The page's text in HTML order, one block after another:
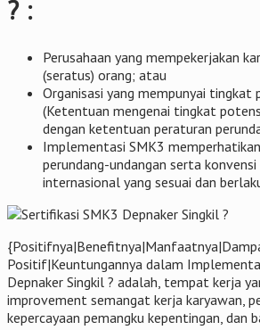
? :
Perusahaan yang mempekerjakan
(seratus) orang; atau
Organisasi yang mempunyai tingkat
(Ketentuan mengenai tingkat
dengan ketentuan peraturan
Implementasi SMK3
perundang-undangan serta
internasional yang sesuai dan
Positif|Keuntungannya dalam
Depnaker Singkil ? adalah, tempat kerja
improvement semangat kerja karyawan,
kepercayaan pemangku kepentingan, dan